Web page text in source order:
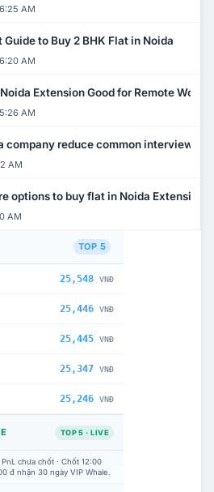
AM
to Buy 2 BHK Flat in Noida
AM
Extension Good for Remote Work?
AM
company reduce common interview
AM
options to buy flat in Noida Extension?
AM
TOP 5
25,548 VNĐ
25,446 VNĐ
25,445 VNĐ
25,347 VNĐ
25,246 VNĐ
TOP 5 · LIVE
chưa chốt · Chốt 12:00
đ nhận 30 ngày VIP Whale.